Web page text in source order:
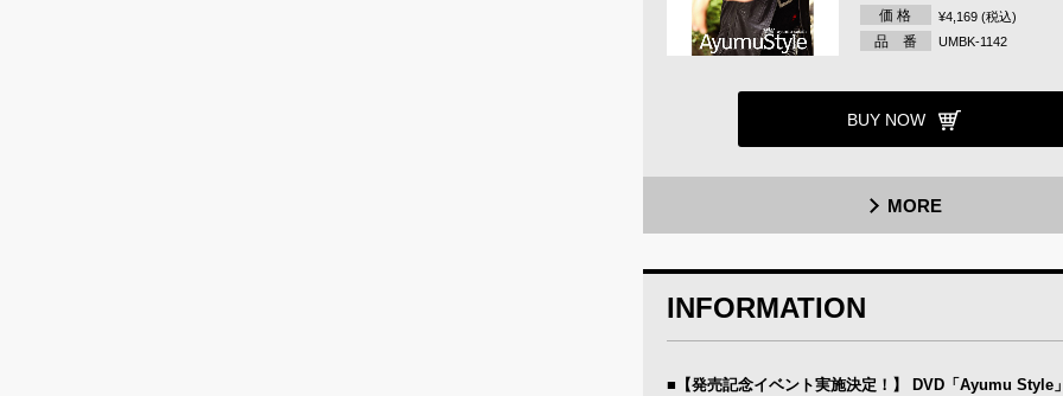
価 格 ¥4,169 (税込)
品 番 UMBK-1142
BUY NOW
MORE
INFORMATION
■【発売記念イベント実施決定！】 DVD「Ayumu Style